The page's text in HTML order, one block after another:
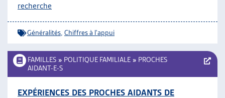
recherche
Généralités Chiffres à l'appui
FAMILLES » POLITIQUE FAMILIALE » PROCHES
AIDANT-E-S
EXPÉRIENCES DES PROCHES AIDANTS DE